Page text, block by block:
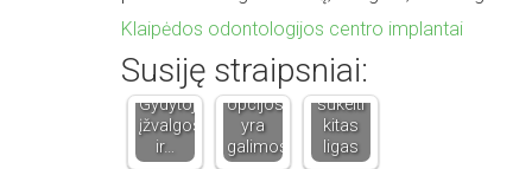
Klaipėdos odontologijos centro implantai
Susiję straipsniai:
Ar
implantai
tinka
kiekvienam?
Gydytojo
įžvalgos
ir…
Dantų
tiesinimas:
kokios
opcijos
yra
galimos?
dantų
ligos
gali
sukelti
kitas
ligas